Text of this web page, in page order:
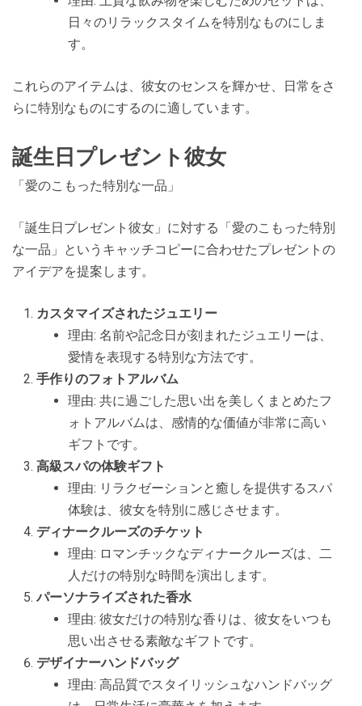
日々のリラックスタイムを特別なものにしま
す。
これらのアイテムは、彼女のセンスを輝かせ、日常をさ
らに特別なものにするのに適しています。
誕生日プレゼント彼女
「愛のこもった特別な一品」
「誕生日プレゼント彼女」に対する「愛のこもった特別
な一品」というキャッチコピーに合わせたプレゼントの
アイデアを提案します。
カスタマイズされたジュエリー
理由: 名前や記念日が刻まれたジュエリーは、
愛情を表現する特別な方法です。
手作りのフォトアルバム
理由: 共に過ごした思い出を美しくまとめたフ
ォトアルバムは、感情的な価値が非常に高い
ギフトです。
高級スパの体験ギフト
理由: リラクゼーションと癒しを提供するスパ
体験は、彼女を特別に感じさせます。
ディナークルーズのチケット
理由: ロマンチックなディナークルーズは、二
人だけの特別な時間を演出します。
パーソナライズされた香水
理由: 彼女だけの特別な香りは、彼女をいつも
思い出させる素敵なギフトです。
デザイナーハンドバッグ
理由: 高品質でスタイリッシュなハンドバッグ